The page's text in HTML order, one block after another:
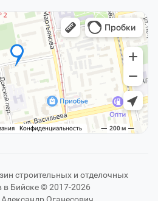
строительных и отделочных
в Бийске © 2017-2026